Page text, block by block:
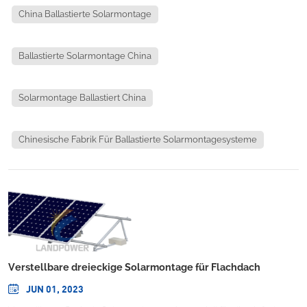
China Ballastierte Solarmontage
Ballastierte Solarmontage China
Solarmontage Ballastiert China
Chinesische Fabrik Für Ballastierte Solarmontagesysteme
Verstellbare dreieckige Solarmontage für Flachdach
JUN 01, 2023